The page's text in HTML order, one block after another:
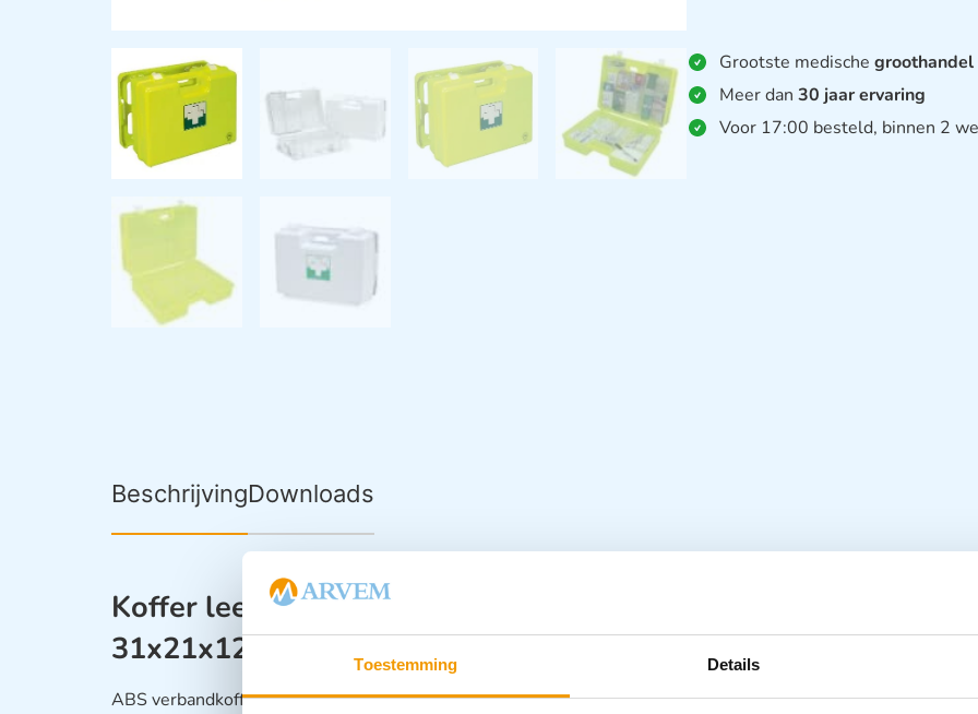
Toestemming Details
Grootste medische
Meer dan30 jaar ervaring
Voor 17:00 besteld, binnen 2
BeschrijvingDownloads
Koffer leeg model MASTERMED Afmeting
31x21x12cm
ABS verbandkoffer, voorzien van transparante binnen platen, muurbeugels, een handvat